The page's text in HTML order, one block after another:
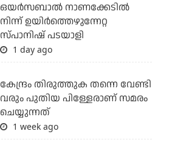
ഒയര്‍സബാൽ നാണക്കേടിൽ
നിന്ന് ഉയിർത്തെഴുന്നേറ്റ
സ്പാനിഷ് പടയാളി
1 day ago
കേന്ദ്രം തിരുത്തുക തന്നെ വേണ്ടി
വരും പുതിയ പിള്ളേരാണ് സമരം
ചെയ്യുന്നത്
1 week ago